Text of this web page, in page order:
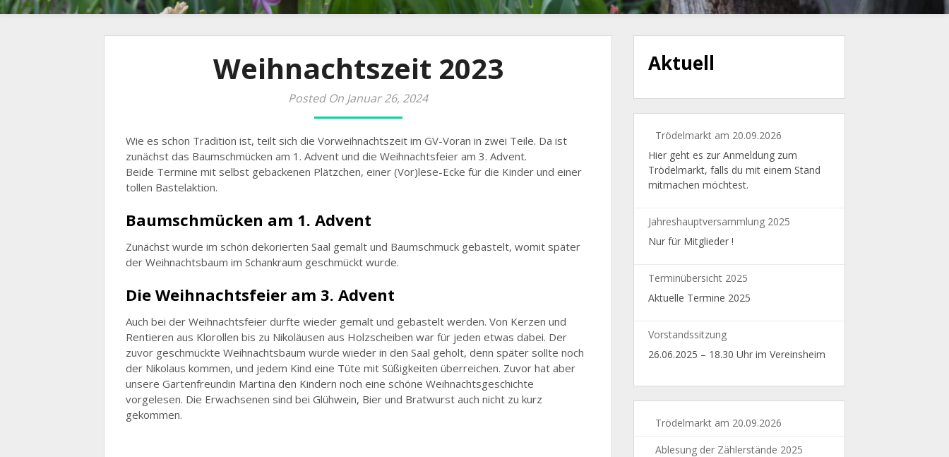
Weihnachtszeit 2023
Posted On Januar 26, 2024
Wie es schon Tradition ist, teilt sich die Vorweihnachtszeit im GV-Voran in zwei Teile. Da ist
zunächst das Baumschmücken am 1. Advent und die Weihnachtsfeier am 3. Advent.
Beide Termine mit selbst gebackenen Plätzchen, einer (Vor)lese-Ecke für die Kinder und einer
tollen Bastelaktion.
Baumschmücken am 1. Advent
Zunächst wurde im schön dekorierten Saal gemalt und Baumschmuck gebastelt, womit später
der Weihnachtsbaum im Schankraum geschmückt wurde.
Die Weihnachtsfeier am 3. Advent
Auch bei der Weihnachtsfeier durfte wieder gemalt und gebastelt werden. Von Kerzen und
Rentieren aus Klorollen bis zu Nikoläusen aus Holzscheiben war für jeden etwas dabei. Der
zuvor geschmückte Weihnachtsbaum wurde wieder in den Saal geholt, denn später sollte noch
der Nikolaus kommen, und jedem Kind eine Tüte mit Süßigkeiten überreichen. Zuvor hat aber
unsere Gartenfreundin Martina den Kindern noch eine schöne Weihnachtsgeschichte
vorgelesen. Die Erwachsenen sind bei Glühwein, Bier und Bratwurst auch nicht zu kurz
gekommen.
Aktuell
Trödelmarkt am 20.09.2026
Hier geht es zur Anmeldung zum
Trödelmarkt, falls du mit einem Stand
mitmachen möchtest.
Jahreshauptversammlung 2025
Nur für Mitglieder !
Terminübersicht 2025
Aktuelle Termine 2025
Vorstandssitzung
26.06.2025 – 18.30 Uhr im Vereinsheim
Trödelmarkt am 20.09.2026
Ablesung der Zählerstände 2025